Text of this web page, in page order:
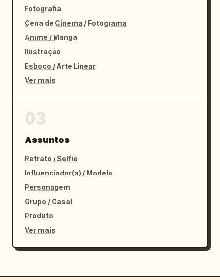
Fotografia
Cena de Cinema / Fotograma
Anime / Mangá
Ilustração
Esboço / Arte Linear
Ver mais
Assuntos
Retrato / Selfie
Influenciador(a) / Modelo
Personagem
Grupo / Casal
Produto
Ver mais